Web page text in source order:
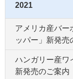
2021
アメリカ産バー
ッパー」新発売
ハンガリー産
新発売のご案内